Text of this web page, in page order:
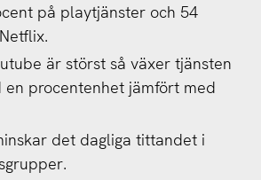
på playtjänster och 54
är störst så växer tjänsten
en procentenhet jämfört med
det dagliga tittandet i